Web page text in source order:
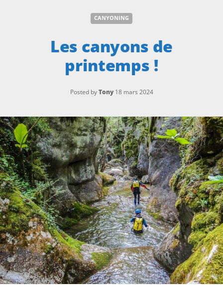
CANYONING
Les canyons de
printemps !
Posted byTony 18 mars 2024